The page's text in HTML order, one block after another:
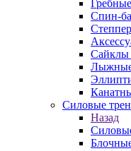
Спин-
Сайклы
Силовые
Назад